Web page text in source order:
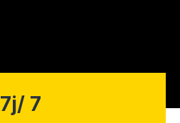
7j/ 7